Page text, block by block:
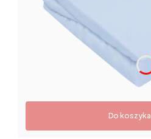
Do koszyka